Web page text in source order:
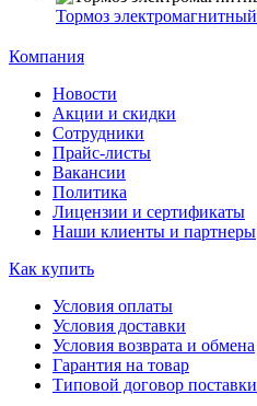
Тормоз электромагнитный
Компания
Новости
Акции и скидки
Сотрудники
Прайс-листы
Вакансии
Политика
Лицензии и сертификаты
Наши клиенты и партнеры
Как купить
Условия оплаты
Условия доставки
Условия возврата и обмена
Гарантия на товар
Типовой договор поставки